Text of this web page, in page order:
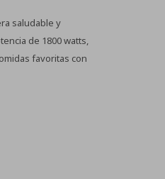
saludable y
de 1800 watts,
favoritas con